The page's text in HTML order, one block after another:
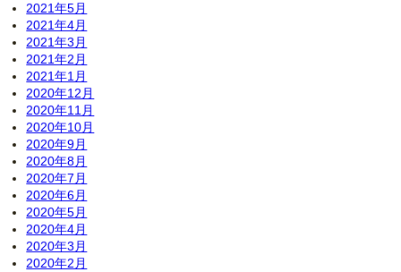
2021年5月
2021年4月
2021年3月
2021年2月
2021年1月
2020年12月
2020年11月
2020年10月
2020年9月
2020年8月
2020年7月
2020年6月
2020年5月
2020年4月
2020年3月
2020年2月